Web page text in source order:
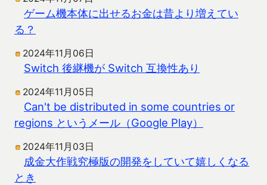
ゲーム機本体に出せるお金は昔より増えてい
る？
2024年11月06日
Switch 後継機が Switch 互換性あり
2024年11月05日
Can't be distributed in some countries or
regions というメール（Google Play）
2024年11月03日
成金大作戦究極版の開発をしていて嬉しくなる
とき